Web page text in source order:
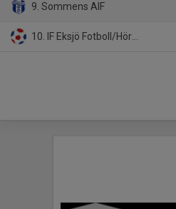
9. Sommens AIF
10. IF Eksjö Fotboll/Höreda GIF